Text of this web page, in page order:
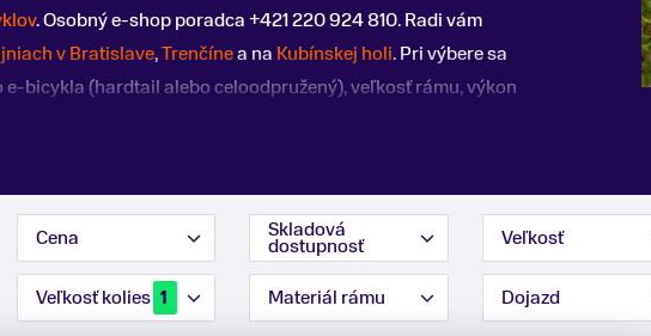
. Osobný e-shop poradca +421 220 924 810. Radi vám
v Bratislave,Trenčínea na Kubínskej holi. Pri výbere sa
bicykla (hardtail alebo celoodpružený), veľkosť rámu, výkon
a finančný rozpočet.
Cena Skladová
dostupnosť Veľkosť
Veľkosť kolies 1 Materiál rámu Dojazd